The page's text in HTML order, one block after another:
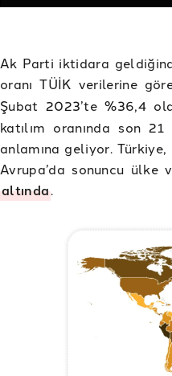
Ak Parti iktidara
oranı TÜİK verilerine
Şubat 2023’te %36,4
katılım oranında son
anlamına geliyor. Türkiye,
Avrupa’da sonuncu ülke
altında.